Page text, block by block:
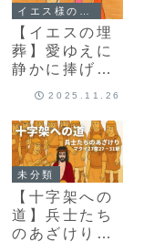
【イエスの埋
葬】愛ゆえに
静かに捧げら
章38-42節
2025.11.26
未分類
【十字架への
道】兵士たち
のあざけり｜